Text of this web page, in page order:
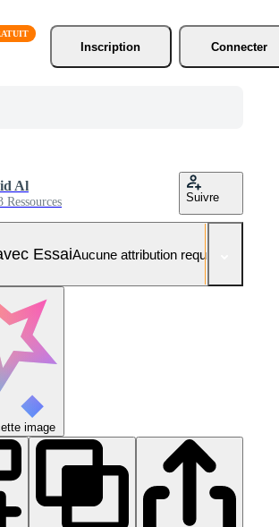
Inscription
Connecter
Al
Ressources Suivre
EssaiAucune attribution requise
image